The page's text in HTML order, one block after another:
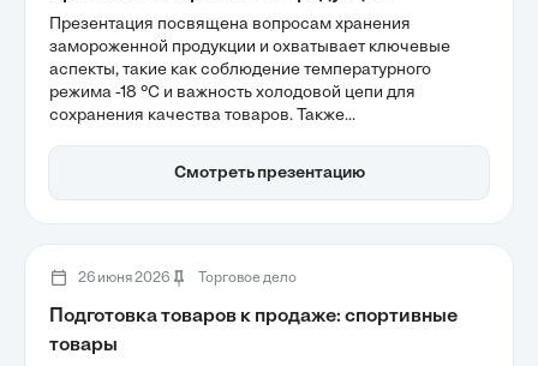
Презентация посвящена вопросам хранения
замороженной продукции и охватывает ключевые
аспекты, такие как соблюдение температурного
режима -18 °C и важность холодовой цепи для
сохранения качества товаров. Также
условий хранения и необходимость строгого
зонирования на складах для предотвращения
замороженных продуктов.
Смотреть презентацию
26 июня 2026 Торговое дело
Подготовка товаров к продаже: спортивные
товары